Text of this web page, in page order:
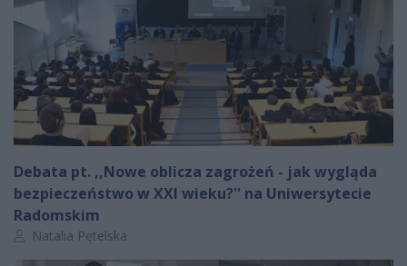
Debata pt. ,,Nowe oblicza zagrożeń - jak wygląda
bezpieczeństwo w XXI wieku?'' na Uniwersytecie
Radomskim
Autor artykułu:
Natalia Pętelska